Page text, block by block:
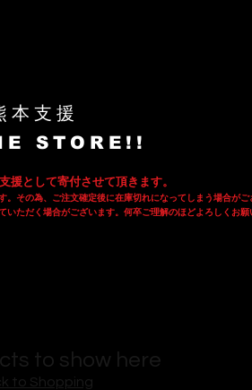
本支援
STORE!!
援として寄付させて頂きます。
。その為、ご注文確定後に在庫切れになってしまう場合がご
ただく場合がございます。何卒ご理解のほどよろしくお願
to show here
to Shopping